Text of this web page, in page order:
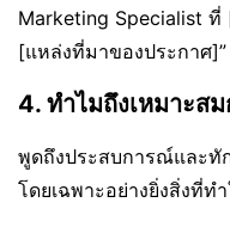
Marketing Specialist
[แหล่งที่มาของประกาศ]”
4. ทำไมถึงเหมาะส
พูดถึงประสบการณ์และทั
โดยเฉพาะอย่างยิ่งสิ่งที่